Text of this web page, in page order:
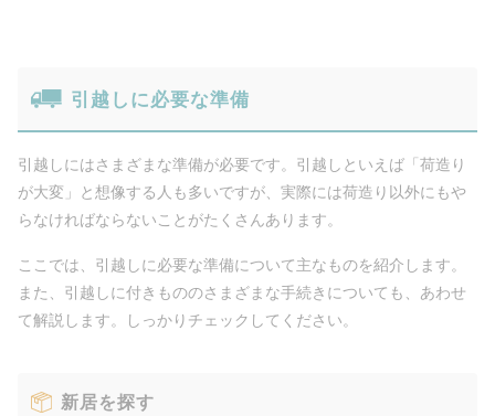
引越しに必要な準備
引越しにはさまざまな準備が必要です。引越しといえば「荷造り
が大変」と想像する人も多いですが、実際には荷造り以外にもや
らなければならないことがたくさんあります。
ここでは、引越しに必要な準備について主なものを紹介します。
また、引越しに付きもののさまざまな手続きについても、あわせ
て解説します。しっかりチェックしてください。
新居を探す